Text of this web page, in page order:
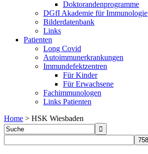
Doktorandenprogramme
DGfI Akademie für Immunologie
Bilderdatenbank
Links
Patienten
Long Covid
Autoimmunerkrankungen
Immundefektzentren
Für Kinder
Für Erwachsene
Fachimmunologen
Links Patienten
Home > HSK Wiesbaden